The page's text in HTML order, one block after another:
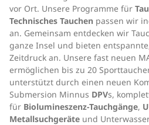
vor Ort. Unsere Programme für
Technisches Tauchen passen wir
an. Gemeinsam entdecken wir
ganze Insel und bieten
Zeitdruck an. Unsere fast neuen
ermöglichen bis zu 20
unterstützt durch einen neuen
Submersion Minnus DPVs,
für Biolumineszenz-Tauchgänge,
Metallsuchgeräte und